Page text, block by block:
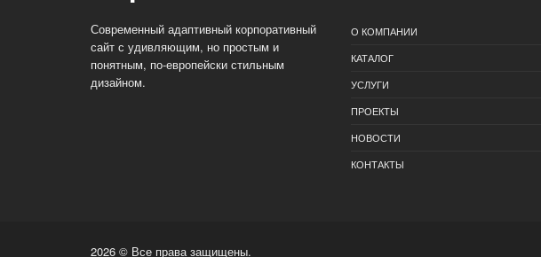
Современный адаптивный корпоративный
сайт с удивляющим, но простым и
понятным, по-европейски стильным
дизайном.
О КОМПАНИИ
КАТАЛОГ
УСЛУГИ
ПРОЕКТЫ
НОВОСТИ
КОНТАКТЫ
2026 © Все права защищены.